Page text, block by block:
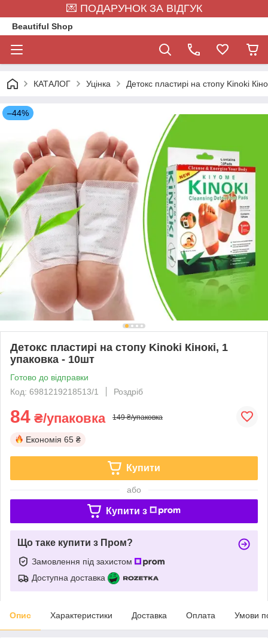
💌 ПОДАРУНОК ЗА ВІДГУК
Beautiful Shop
КАТАЛОГ Уцінка Детокс пластирі на стопу Kinoki
–44%
Детокс пластирі на стопу Kinoki Кінокі, 1
упаковка - 10шт
Готово до відправки
Код: 6981219218513/1
Роздріб
84 ₴/упаковка 149 ₴/упаковка
Економія 65 ₴
Купити
або
Купити з
Що таке купити з Пром?
Замовлення під захистом
Доступна доставка
Опис Характеристики Доставка Оплата Умови